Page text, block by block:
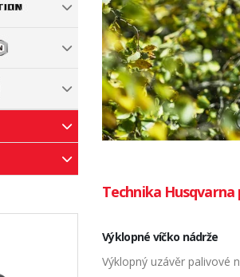
Technika Husqvarna
Výklopné víčko nádrže
Výklopný uzávěr palivové